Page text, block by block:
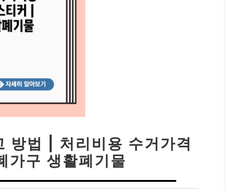
방법 | 처리비용 수거가격
가구 생활폐기물